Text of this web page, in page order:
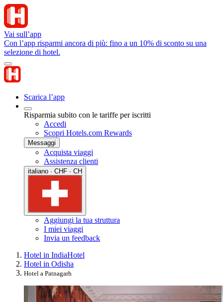
Vai sull’app
Con l’app risparmi ancora di più: fino a un 10% di sconto su una
selezione di hotel.
Scarica l’app
Risparmia subito con le tariffe per iscritti
Accedi
Scopri Hotels.com Rewards
Messaggi
Acquista viaggi
Assistenza clienti
italiano · CHF · CH
Aggiungi la tua struttura
I miei viaggi
Invia un feedback
Hotel in IndiaHotel
Hotel in Odisha
Hotel a Patnagarh